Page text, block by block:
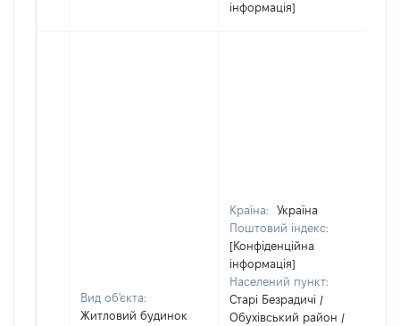
інформація]
Вид об'єкта:
Житловий будинок
Країна:
Україна
Поштовий індекс:
[Конфіденційна
інформація]
Населений пункт:
Старі Безрадичі /
Обухівський район /